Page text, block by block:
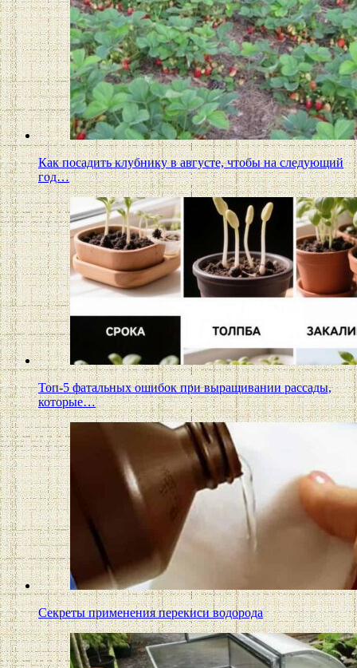
Как посадить клубнику в августе, чтобы на следующий
год…
Топ-5 фатальных ошибок при выращивании рассады,
которые…
Секреты применения перекиси водорода